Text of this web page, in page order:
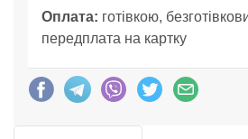
Оплата: готівкою,
передплата на картку